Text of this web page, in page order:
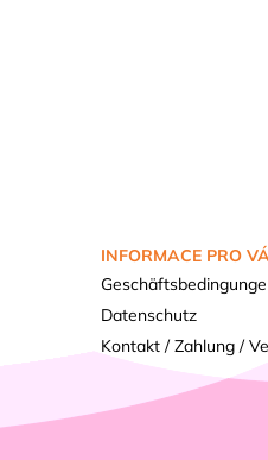
INFORMACE PRO
Datenschutz
Kontakt / Zahlung /